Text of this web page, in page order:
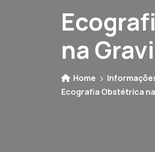
na
Home
Ecografia Obstétrica